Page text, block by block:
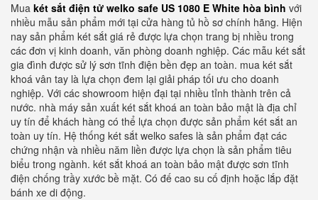
Mua két sắt điện tử welko safe US 1080 E White hòa bình với
nhiều mẫu sản phẩm mới tại cửa hàng tủ hồ sơ chính hãng. Hiện
nay sản phẩm két sắt giá rẻ được lựa chọn trang bị nhiều trong
các đơn vị kinh doanh, văn phòng doanh nghiệp. Các mẫu két sắt
gia đình được sử lý sơn tĩnh điện bền đẹp an toàn. mua két sắt
khoá vân tay là lựa chọn đem lại giải pháp tối ưu cho doanh
nghiệp. Với các showroom hiện đại tại nhiều tỉnh thành trên cả
nước. nhà máy sản xuất két sắt khoá an toàn bảo mật là địa chỉ
uy tín để khách hàng có thể lựa chọn được sản phẩm két sắt an
toàn uy tín. Hệ thống két sắt welko safes là sản phẩm đạt các
chứng nhận và nhiều năm liền được lựa chọn là sản phẩm tiêu
biểu trong ngành. két sắt khoá an toàn bảo mật được sơn tĩnh
điện chống trầy xước bề mặt. Có đế cao su cố định hoặc lắp đặt
bánh xe di động.